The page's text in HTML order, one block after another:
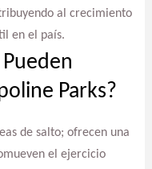
al crecimiento
en el país.
Parks?
de salto; ofrecen una
el ejercicio